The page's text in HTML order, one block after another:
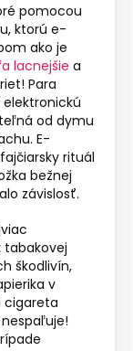
pomocou
ktorú e-
ako je
lacnejšie a
Para
od dymu
E-
rituál
bežnej
závislosť.
škodlivín,
v
cigareta